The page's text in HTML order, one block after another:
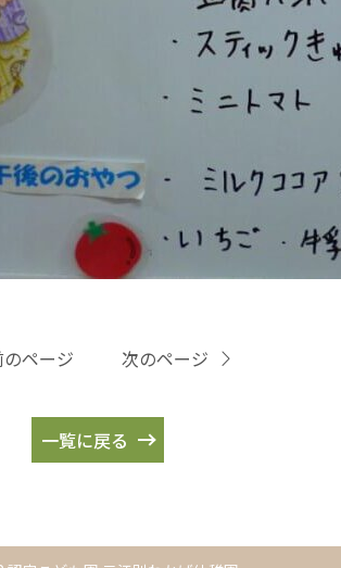
ページ
一覧に戻る
次のページ